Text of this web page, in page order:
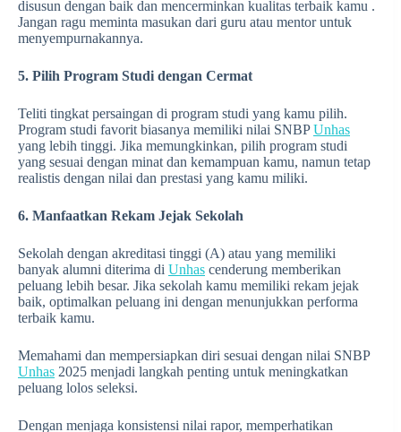
disusun dengan baik dan mencerminkan kualitas terbaik kamu .
Jangan ragu meminta masukan dari guru atau mentor untuk
menyempurnakannya.
5. Pilih Program Studi dengan Cermat
Teliti tingkat persaingan di program studi yang kamu pilih.
Program studi favorit biasanya memiliki nilai SNBPUnhas
yang lebih tinggi. Jika memungkinkan, pilih program studi
yang sesuai dengan minat dan kemampuan kamu, namun tetap
realistis dengan nilai dan prestasi yang kamu miliki.
6. Manfaatkan Rekam Jejak Sekolah
Sekolah dengan akreditasi tinggi (A) atau yang memiliki
banyak alumni diterima di Unhas cenderung memberikan
peluang lebih besar. Jika sekolah kamu memiliki rekam jejak
baik, optimalkan peluang ini dengan menunjukkan performa
terbaik kamu.
Memahami dan mempersiapkan diri sesuai dengan nilai SNBP
Unhas 2025 menjadi langkah penting untuk meningkatkan
peluang lolos seleksi.
Dengan menjaga konsistensi nilai rapor, memperhatikan